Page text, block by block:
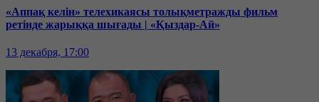
«Аппақ келін» телехикаясы толықметражды фильм
ретінде жарыққа шығады | «Қыздар-Ай»
13 декабря, 17:00